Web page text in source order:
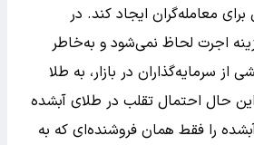
معامله‌گران ایجاد کند. در
اجرت لحاظ نمی‌شود و به‌خاطر
سرمایه‌گذاران در بازار، به طلا
حال احتمال تقلب در طلای آبشده
را فقط همان فروشنده‌ای که به